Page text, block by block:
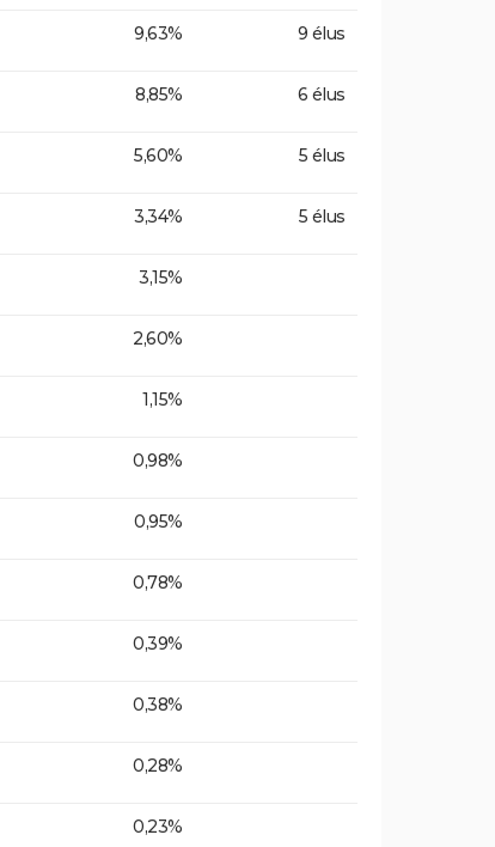
9,63% 9 élus
8,85% 6 élus
5,60% 5 élus
3,34% 5 élus
3,15%
2,60%
1,15%
0,98%
0,95%
0,78%
0,39%
0,38%
0,28%
0,23%